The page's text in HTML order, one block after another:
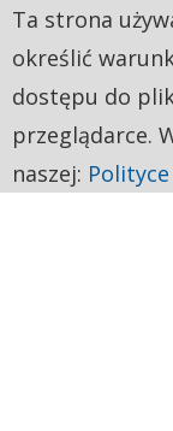
Ta strona
określić
dostępu do
przeglądarce.
naszej: